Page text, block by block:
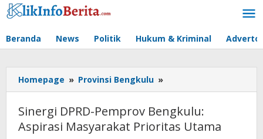
Lewati
ke
Beranda News Politik Hukum & Kriminal
Homepage » Provinsi Bengkulu »
DPRD-
Bengkulu:
Aspirasi
Sinergi DPRD-Pemprov Bengkulu:
Aspirasi Masyarakat Prioritas Utama